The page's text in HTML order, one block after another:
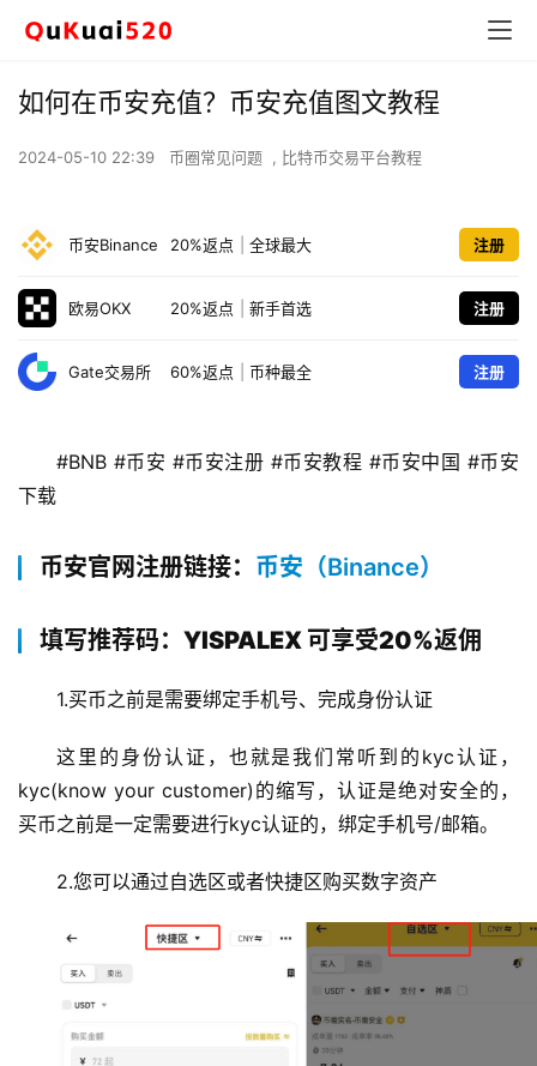
如何在币安充值？币安充值图文教程
2024-05-10 22:39 币圈常见问题 , 比特币交易平台教程
币安Binance 20%返点 全球最大 注册
欧易OKX 20%返点 新手首选 注册
Gate交易所 60%返点 币种最全 注册
#BNB #币安 #币安注册 #币安教程 #币安中国 #币安
下载
币安官网注册链接： 币安（Binance）
填写推荐码：YISPALEX 可享受20%返佣
1.买币之前是需要绑定手机号、完成身份认证
这里的身份认证，也就是我们常听到的kyc认证，
kyc(know your customer)的缩写，认证是绝对安全的，
买币之前是一定需要进行kyc认证的，绑定手机号/邮箱。
2.您可以通过自选区或者快捷区购买数字资产